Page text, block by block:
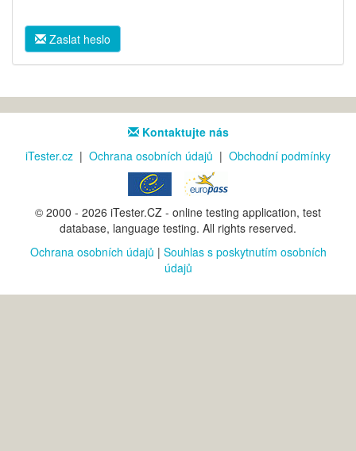
Zaslat heslo
Kontaktujte nás
iTester.cz | Ochrana osobních údajů | Obchodní podmínky
© 2000 - 2026 iTester.CZ - online testing application, test
database, language testing. All rights reserved.
Ochrana osobních údajů | Souhlas s poskytnutím osobních
údajů